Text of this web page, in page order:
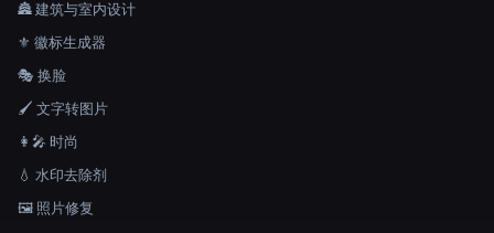
🏯 建筑与室内设计
⚜️ 徽标生成器
🎭 换脸
🖌️ 文字转图片
👩‍🎤 时尚
💧 水印去除剂
🖼️ 照片修复